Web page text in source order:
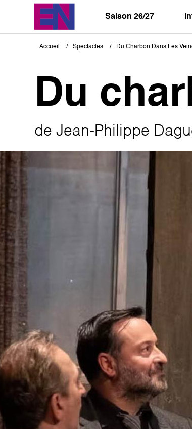
Saison 26/27
Fil
Accueil Spectacles Du Charbon Dans Les
Du
de Jean-Philippe